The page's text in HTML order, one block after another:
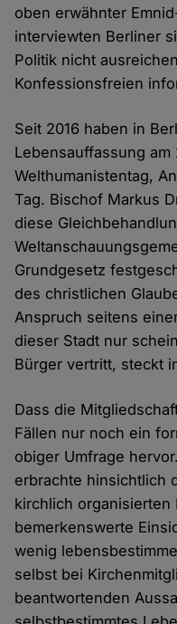
oben erwähnter
interviewten Berliner
Politik nicht
Konfessionsfreien
Seit 2016 haben in
Lebensauffassung am
Welthumanistentag,
Tag. Bischof Markus
diese
Grundgesetz
des christlichen
Anspruch seitens
dieser Stadt nur
Bürger vertritt, steckt
Dass die
Fällen nur noch ein
obiger Umfrage
erbrachte hinsichtlich
kirchlich organisierten
bemerkenswerte
wenig
selbst bei
beantwortenden